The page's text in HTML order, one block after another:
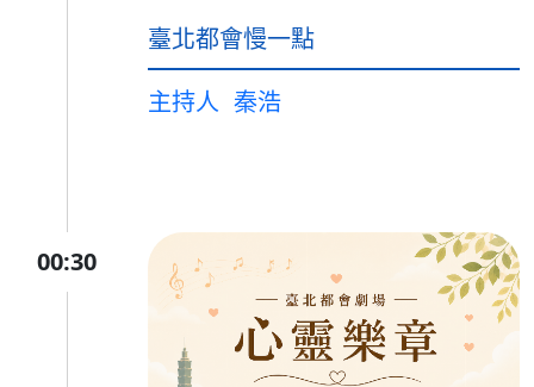
臺北都會慢一點
主持人 秦浩
00:30